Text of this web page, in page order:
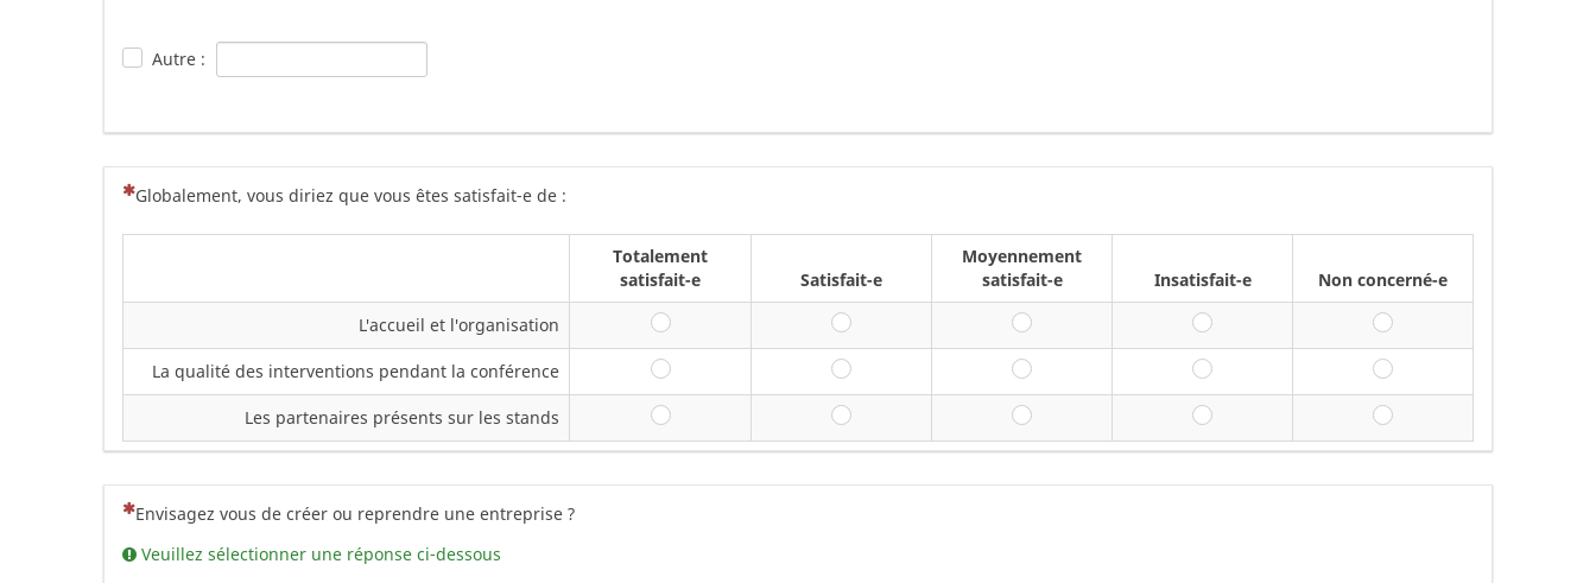
Autre :
(Cette question est obligatoire)
Globalement, vous diriez que vous êtes satisfait-e de :
Totalement
satisfait-e
Satisfait-e
Moyennement
satisfait-e
Insatisfait-e
Non concerné-e
L'accueil et l'organisation
Totalement satisfait-e Moyennement satisfait-e
La qualité des interventions pendant la conférence Totalement satisfait-e Moyennement satisfait-e
Les partenaires présents sur les stands Totalement satisfait-e Moyennement satisfait-e
(Cette question est obligatoire)
Envisagez vous de créer ou reprendre une entreprise ?
Veuillez sélectionner une réponse ci-dessous